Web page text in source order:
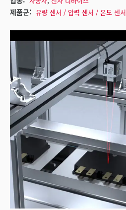
제품군: 유량 센서 / 압력 센서 / 온도 센서